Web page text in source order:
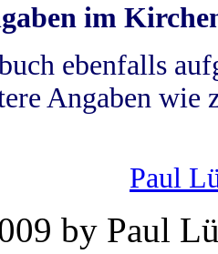
im
ebenfalls
Angaben wie
Paul
by Paul